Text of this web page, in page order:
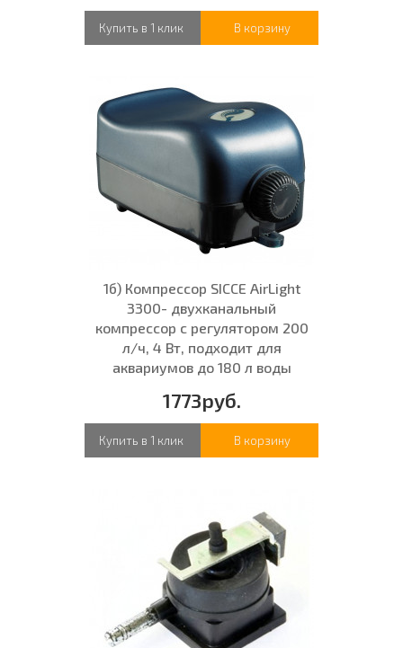
Купить в 1 клик В корзину
1б) Компрессор SICCE AirLight
3300- двухканальный
компрессор с регулятором 200
л/ч, 4 Вт, подходит для
аквариумов до 180 л воды
1773руб.
Купить в 1 клик В корзину